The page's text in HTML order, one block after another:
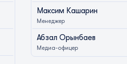
Максим Кашарин
Менеджер
Абзал Орынбаев
Медиа-офицер